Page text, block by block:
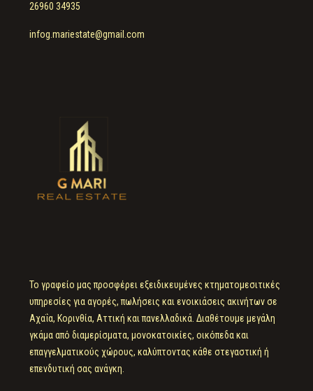
26960 34935
infog.mariestate@gmail.com
Το γραφείο μας προσφέρει εξειδικευμένες κτηματομεσιτικές
υπηρεσίες για αγορές, πωλήσεις και ενοικιάσεις ακινήτων σε
Αχαΐα, Κορινθία, Αττική και πανελλαδικά. Διαθέτουμε μεγάλη
γκάμα από διαμερίσματα, μονοκατοικίες, οικόπεδα και
επαγγελματικούς χώρους, καλύπτοντας κάθε στεγαστική ή
επενδυτική σας ανάγκη.